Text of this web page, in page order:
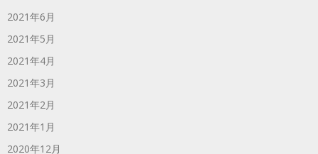
2021年6月
2021年5月
2021年4月
2021年3月
2021年2月
2021年1月
2020年12月